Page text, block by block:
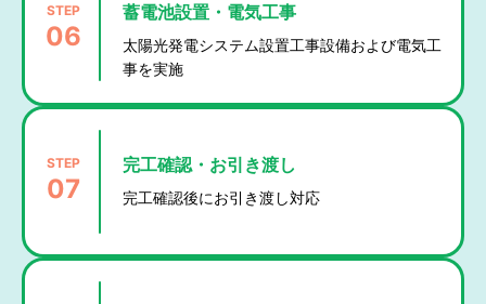
STEP
06
蓄電池設置・電気工事
太陽光発電システム設置工事設備および電気工
事を実施
STEP
07
完工確認・お引き渡し
完工確認後にお引き渡し対応